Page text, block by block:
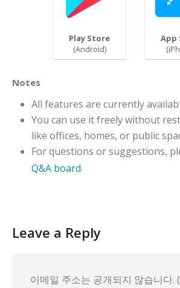
Play Store
(Android)
App
Notes
All features are currently
You can use it freely without
like offices, homes, or public
For questions or suggestions,
Q&A board.
Leave a Reply
이메일 주소는 공개되지 않습니다.